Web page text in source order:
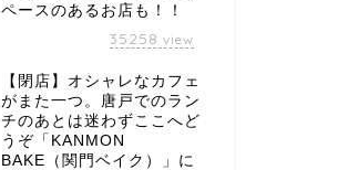
ペースのあるお店も！！
35258 view
【閉店】オシャレなカフェ
がまた一つ。唐戸でのラン
チのあとは迷わずここへど
うぞ「KANMON
BAKE（関門ベイク）」に